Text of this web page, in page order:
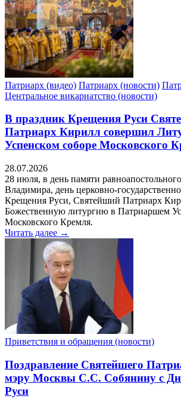
Патриарх (видео) Патриарх (новости)
Центральное викариатство (новости)
В праздник Крещения Руси
Патриарх Кирилл совершил
Успенском соборе Московского
28.07.2026
28 июля, в день памяти
Владимира, день церковно-
Крещения Руси, Святейший Патриарх
Божественную литургию в Патриаршем
Московского Кремля.
Читать далее →
Приветствия и обращения (новости)
Поздравление Святейшего
мэру Москвы С.С. Собянину с
Руси